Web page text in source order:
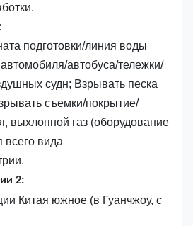
подготовки/линия воды
автобуса/тележки/
судн; Взрывать песка
съемки/покрытие/
выхлопной газ (оборудование
всего вида
2:
Китая южное (в Гуанчжоу, с